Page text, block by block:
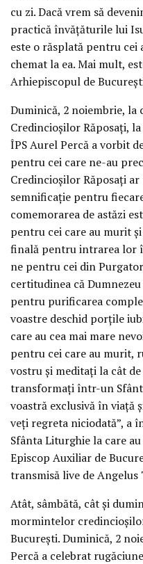
cu zi. Dacă vrem să
practică învățăturile lui
este o răsplată pentru cei
chemat la ea. Mai mult,
Arhiepiscopul de
Duminică, 2 noiembrie,
Credincioșilor Răposați,
ÎPS Aurel Percă a vorbit
pentru cei care ne-au
Credincioșilor Răposați
semnificație pentru
comemorarea de astăzi
pentru cei care au murit
finală pentru intrarea lor
ne pentru cei din
certitudinea că
pentru purificarea
voastre deschid porțile
care au cea mai mare
pentru cei care au murit,
vostru și meditați la cât
transformați într-un Sfânt
voastră exclusivă în viață
veți regreta niciodată”, a
Sfânta Liturghie la care
Episcop Auxiliar de
transmisă live de Angelus
Atât, sâmbătă, cât și
mormintelor
București. Duminică, 2
Percă a celebrat